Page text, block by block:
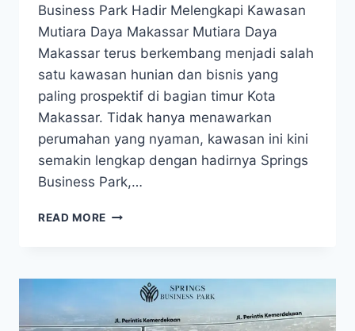
Business Park Hadir Melengkapi Kawasan
Mutiara Daya Makassar Mutiara Daya
Makassar terus berkembang menjadi salah
satu kawasan hunian dan bisnis yang
paling prospektif di bagian timur Kota
Makassar. Tidak hanya menawarkan
perumahan yang nyaman, kawasan ini kini
semakin lengkap dengan hadirnya Springs
Business Park,…
READ MORE KAWASAN
MUTIARA
MAKASSAR